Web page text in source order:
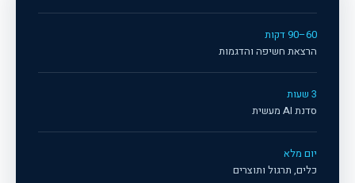
60–90 דקות
הרצאת חשיפה והדגמות
3 שעות
סדנת AI מעשית
יום מלא
כלים, תרגול ותוצרים